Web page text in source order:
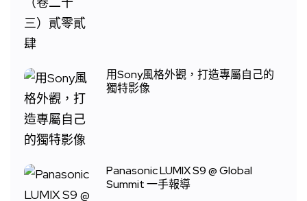
用Sony風格外觀，打造專屬自己的
獨特影像
Panasonic LUMIX S9 @ Global
Summit 一手報導